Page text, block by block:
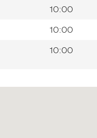
10:00
10:00
10:00